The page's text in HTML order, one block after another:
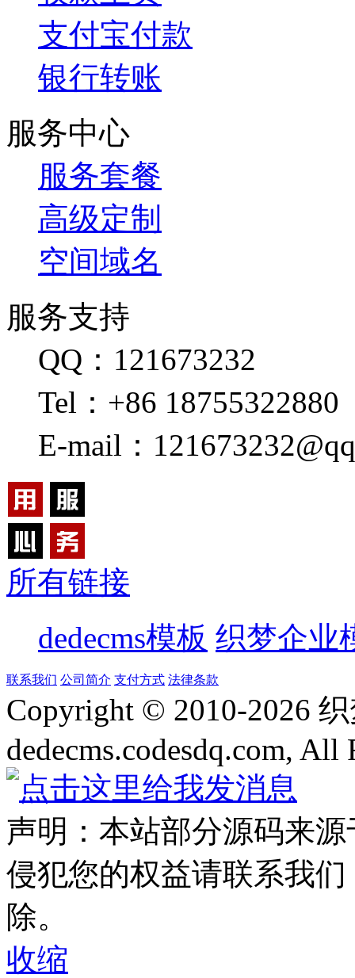
支付宝付款
银行转账
服务中心
服务套餐
高级定制
空间域名
服务支持
QQ：121673232
Tel：+86 18755322880
E-mail：
所有链接
dedecms模板 织梦企业
联系我们 公司简介 支付方式 法律条款
Copyright © 2010-2026
dedecms.codesdq.com, All
声明：本站部分源码来
侵犯您的权益请联系我
除。
收缩